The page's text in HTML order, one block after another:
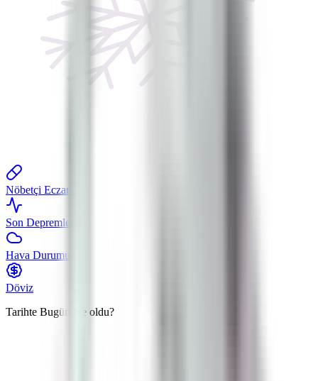
Nöbetçi Eczane
Son Depremler
Hava Durumu
Döviz
Tarihte Bugün
Ne oldu?